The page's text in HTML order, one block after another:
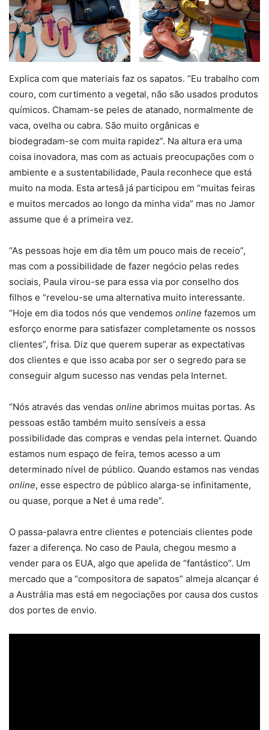
Explica com que materiais faz os sapatos. “Eu trabalho com
couro, com curtimento a vegetal, não são usados produtos
químicos. Chamam-se peles de atanado, normalmente de
vaca, ovelha ou cabra. São muito orgânicas e
biodegradam-se com muita rapidez”. Na altura era uma
coisa inovadora, mas com as actuais preocupações com o
ambiente e a sustentabilidade, Paula reconhece que está
muito na moda. Esta artesã já participou em “muitas feiras
e muitos mercados ao longo da minha vida” mas no Jamor
assume que é a primeira vez.
“As pessoas hoje em dia têm um pouco mais de receio”,
mas com a possibilidade de fazer negócio pelas redes
sociais, Paula virou-se para essa via por conselho dos
filhos e “revelou-se uma alternativa muito interessante.
“Hoje em dia todos nós que vendemos online fazemos um
esforço enorme para satisfazer completamente os nossos
clientes”, frisa. Diz que querem superar as expectativas
dos clientes e que isso acaba por ser o segredo para se
conseguir algum sucesso nas vendas pela Internet.
“Nós através das vendas online abrimos muitas portas. As
pessoas estão também muito sensíveis a essa
possibilidade das compras e vendas pela internet. Quando
estamos num espaço de feira, temos acesso a um
determinado nível de público. Quando estamos nas vendas
online, esse espectro de público alarga-se infinitamente,
ou quase, porque a Net é uma rede”.
O passa-palavra entre clientes e potenciais clientes pode
fazer a diferença. No caso de Paula, chegou mesmo a
vender para os EUA, algo que apelida de “fantástico”. Um
mercado que a “compositora de sapatos” almeja alcançar é
a Austrália mas está em negociações por causa dos custos
dos portes de envio.